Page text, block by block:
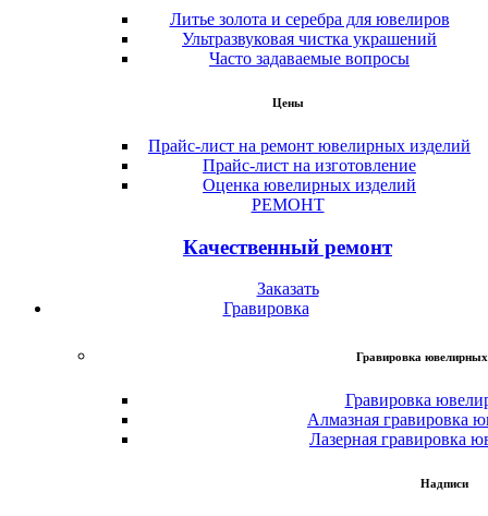
Литье золота и серебра для ювелиров
Ультразвуковая чистка украшений
Часто задаваемые вопросы
Цены
Прайс-лист на ремонт ювелирных изделий
Прайс-лист на изготовление
Оценка ювелирных изделий
РЕМОНТ
Качественный ремонт
Заказать
Гравировка
Гравировка ювелирных
Гравировка
Алмазная гравировка
Лазерная гравировка
Надписи